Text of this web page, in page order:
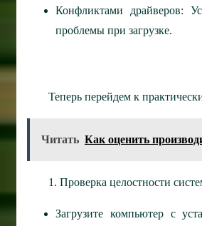
Конфликтами драйверов:
проблемы при загрузке.
Теперь перейдем к
Читать Как оценить
1. Проверка целостности
Загрузите компьютер с